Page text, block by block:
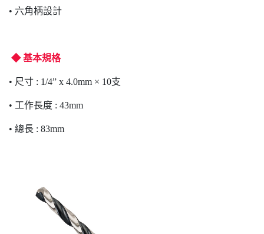
• 六角柄設計
◆ 基本規格
• 尺寸 : 1/4” x 4.0mm × 10支
• 工作長度 : 43mm
• 總長 : 83mm